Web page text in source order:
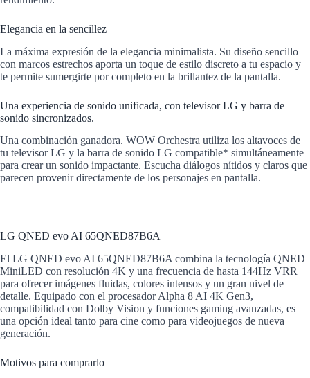
Elegancia en la sencillez
La máxima expresión de la elegancia minimalista. Su diseño sencillo
con marcos estrechos aporta un toque de estilo discreto a tu espacio y
te permite sumergirte por completo en la brillantez de la pantalla.
Una experiencia de sonido unificada, con televisor LG y barra de
sonido sincronizados.
Una combinación ganadora. WOW Orchestra utiliza los altavoces de
tu televisor LG y la barra de sonido LG compatible* simultáneamente
para crear un sonido impactante. Escucha diálogos nítidos y claros que
parecen provenir directamente de los personajes en pantalla.
LG QNED evo AI 65QNED87B6A
El LG QNED evo AI 65QNED87B6A combina la tecnología QNED
MiniLED con resolución 4K y una frecuencia de hasta 144Hz VRR
para ofrecer imágenes fluidas, colores intensos y un gran nivel de
detalle. Equipado con el procesador Alpha 8 AI 4K Gen3,
compatibilidad con Dolby Vision y funciones gaming avanzadas, es
una opción ideal tanto para cine como para videojuegos de nueva
generación.
Motivos para comprarlo